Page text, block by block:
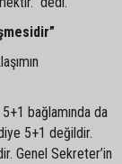
bağlamında da
5+1 değildir.
Genel Sekreter’in